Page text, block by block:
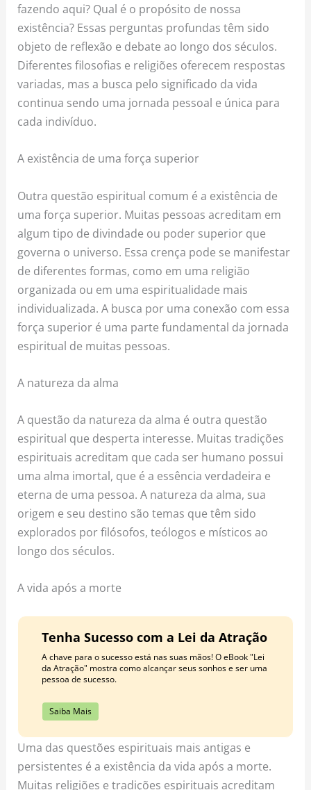
fazendo aqui? Qual é o propósito de nossa
existência? Essas perguntas profundas têm sido
objeto de reflexão e debate ao longo dos séculos.
Diferentes filosofias e religiões oferecem respostas
variadas, mas a busca pelo significado da vida
continua sendo uma jornada pessoal e única para
cada indivíduo.
A existência de uma força superior
Outra questão espiritual comum é a existência de
uma força superior. Muitas pessoas acreditam em
algum tipo de divindade ou poder superior que
governa o universo. Essa crença pode se manifestar
de diferentes formas, como em uma religião
organizada ou em uma espiritualidade mais
individualizada. A busca por uma conexão com essa
força superior é uma parte fundamental da jornada
espiritual de muitas pessoas.
A natureza da alma
A questão da natureza da alma é outra questão
espiritual que desperta interesse. Muitas tradições
espirituais acreditam que cada ser humano possui
uma alma imortal, que é a essência verdadeira e
eterna de uma pessoa. A natureza da alma, sua
origem e seu destino são temas que têm sido
explorados por filósofos, teólogos e místicos ao
longo dos séculos.
A vida após a morte
Tenha Sucesso com a Lei da Atração
A chave para o sucesso está nas suas mãos! O eBook "Lei
da Atração" mostra como alcançar seus sonhos e ser uma
pessoa de sucesso.
Saiba Mais
Uma das questões espirituais mais antigas e
persistentes é a existência da vida após a morte.
Muitas religiões e tradições espirituais acreditam